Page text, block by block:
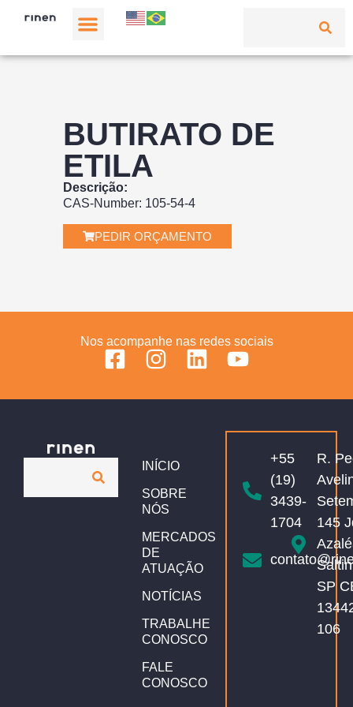
BUTIRATO DE
ETILA
Descrição:
CAS-Number: 105-54-4
PEDIR ORÇAMENTO
Nos acompanhe nas redes sociais
INÍCIO
SOBRE
NÓS
MERCADOS
DE
ATUAÇÃO
NOTÍCIAS
TRABALHE
CONOSCO
FALE
CONOSCO
+55
(19)
3439-
1704
R.
145
SP
106